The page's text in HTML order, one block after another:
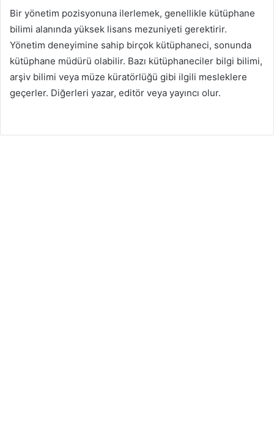
Bir yönetim pozisyonuna ilerlemek, genellikle kütüphane
bilimi alanında yüksek lisans mezuniyeti gerektirir.
Yönetim deneyimine sahip birçok kütüphaneci, sonunda
kütüphane müdürü olabilir. Bazı kütüphaneciler bilgi bilimi,
arşiv bilimi veya müze küratörlüğü gibi ilgili mesleklere
geçerler. Diğerleri yazar, editör veya yayıncı olur.